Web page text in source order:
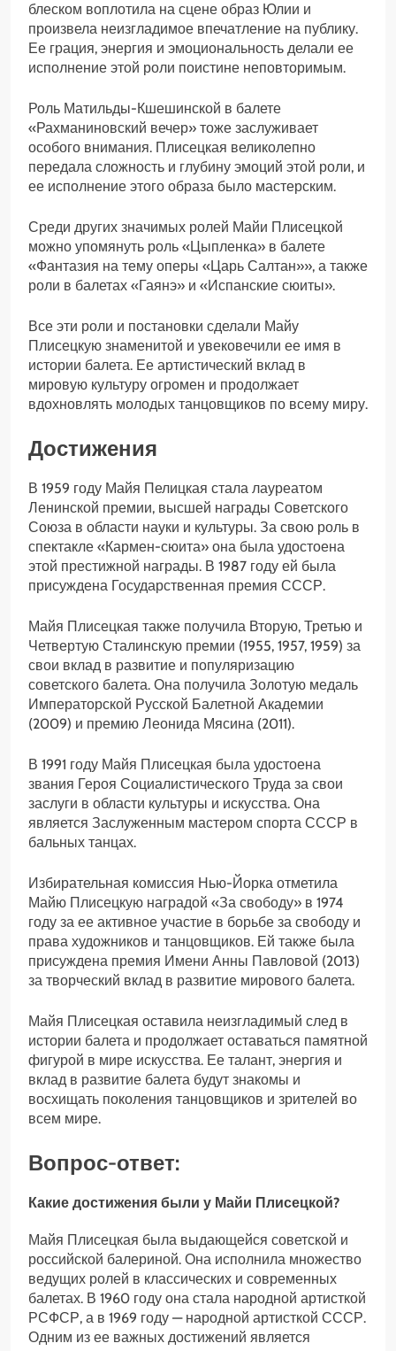
блеском воплотила на сцене образ Юлии и
произвела неизгладимое впечатление на публику.
Ее грация, энергия и эмоциональность делали ее
исполнение этой роли поистине неповторимым.
Роль Матильды-Кшешинской в балете
«Рахманиновский вечер» тоже заслуживает
особого внимания. Плисецкая великолепно
передала сложность и глубину эмоций этой роли, и
ее исполнение этого образа было мастерским.
Среди других значимых ролей Майи Плисецкой
можно упомянуть роль «Цыпленка» в балете
«Фантазия на тему оперы «Царь Салтан»», а также
роли в балетах «Гаянэ» и «Испанские сюиты».
Все эти роли и постановки сделали Майу
Плисецкую знаменитой и увековечили ее имя в
истории балета. Ее артистический вклад в
мировую культуру огромен и продолжает
вдохновлять молодых танцовщиков по всему миру.
Достижения
В 1959 году Майя Пелицкая стала лауреатом
Ленинской премии, высшей награды Советского
Союза в области науки и культуры. За свою роль в
спектакле «Кармен-сюита» она была удостоена
этой престижной награды. В 1987 году ей была
присуждена Государственная премия СССР.
Майя Плисецкая также получила Вторую, Третью и
Четвертую Сталинскую премии (1955, 1957, 1959) за
свои вклад в развитие и популяризацию
советского балета. Она получила Золотую медаль
Императорской Русской Балетной Академии
(2009) и премию Леонида Мясина (2011).
В 1991 году Майя Плисецкая была удостоена
звания Героя Социалистического Труда за свои
заслуги в области культуры и искусства. Она
является Заслуженным мастером спорта СССР в
бальных танцах.
Избирательная комиссия Нью-Йорка отметила
Майю Плисецкую наградой «За свободу» в 1974
году за ее активное участие в борьбе за свободу и
права художников и танцовщиков. Ей также была
присуждена премия Имени Анны Павловой (2013)
за творческий вклад в развитие мирового балета.
Майя Плисецкая оставила неизгладимый след в
истории балета и продолжает оставаться памятной
фигурой в мире искусства. Ее талант, энергия и
вклад в развитие балета будут знакомы и
восхищать поколения танцовщиков и зрителей во
всем мире.
Вопрос-ответ:
Какие достижения были у Майи Плисецкой?
Майя Плисецкая была выдающейся советской и
российской балериной. Она исполнила множество
ведущих ролей в классических и современных
балетах. В 1960 году она стала народной артисткой
РСФСР, а в 1969 году — народной артисткой СССР.
Одним из ее важных достижений является